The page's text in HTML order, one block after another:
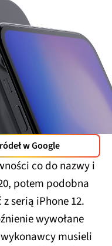
w Google
co do nazwy i
potem podobna
serią iPhone 12.
wywołane
musieli